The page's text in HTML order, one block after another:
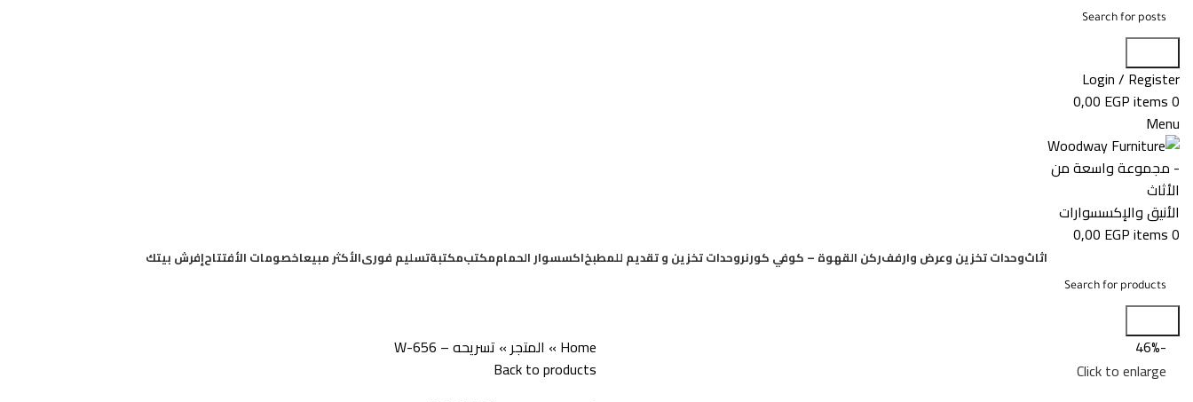
Login / Register
0
items
0,00 EGP
Menu
0
items
0,00 EGP
اثاثوحدات تخزين وعرض وارففركن القهوة – كوفي كورنروحدات تخزين و تقديم للمطبخاكسسوار الحماممكتبمكتبةتسليم فورىالأكثر مبيعاخصومات الأفتتاحإفرش بيتك
-46%
Click to enlarge
Home
» المتجر» تسريحه – W-656
Back to products